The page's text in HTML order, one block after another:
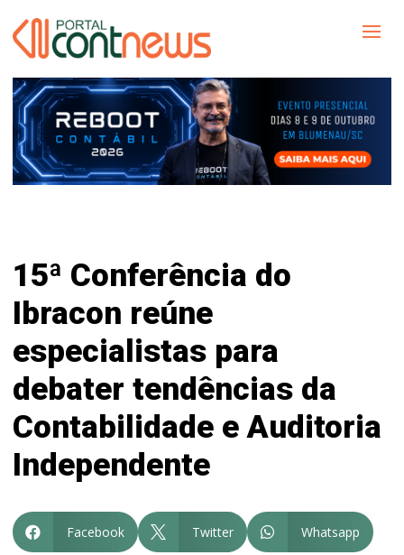
15ª Conferência do
Ibracon reúne
especialistas para
debater tendências da
Contabilidade e Auditoria
Independente
 Facebook  Twitter  Whatsapp